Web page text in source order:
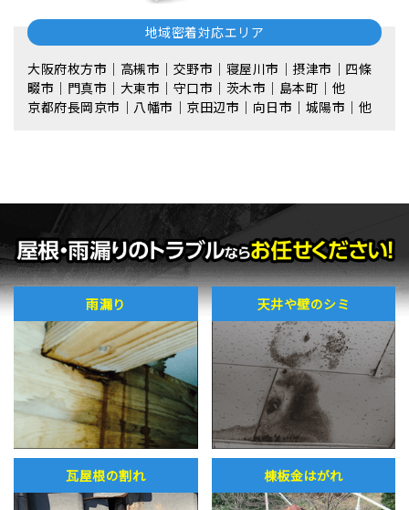
地域密着対応エリア
大阪府枚方市｜高槻市｜交野市｜寝屋川市｜摂津市｜四條
畷市｜門真市｜大東市｜守口市｜茨木市｜島本町｜他
京都府長岡京市｜八幡市｜京田辺市｜向日市｜城陽市｜他
雨漏り 天井や壁のシミ
瓦屋根の割れ 棟板金はがれ